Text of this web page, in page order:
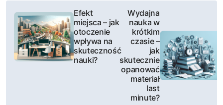
N
w
Efekt
miejsca – jak
otoczenie
wpływa na
skuteczność
nauki?
Wydajna
nauka w
krótkim
czasie –
jak
skutecznie
opanować
materiał
last
minute?